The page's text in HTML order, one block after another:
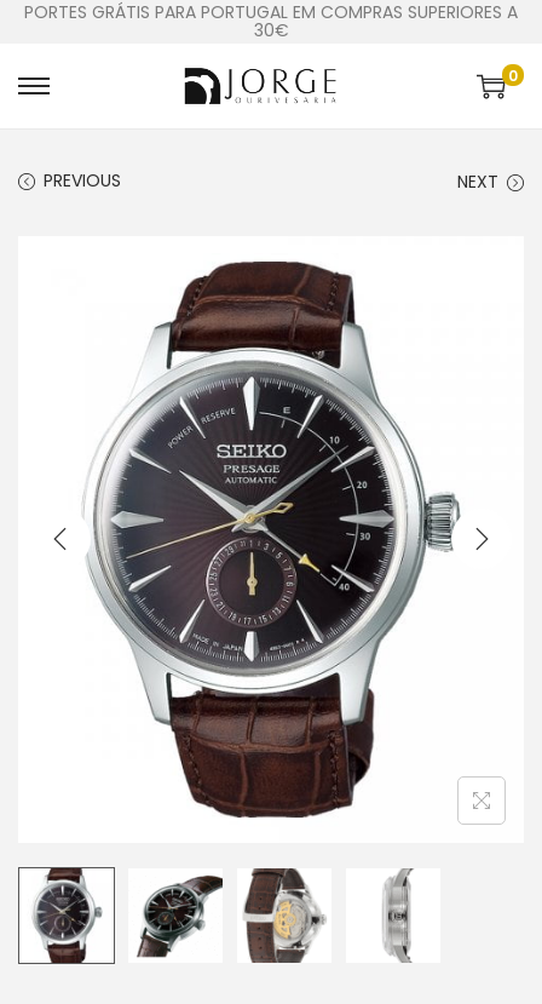
PORTES GRÁTIS PARA PORTUGAL EM COMPRAS SUPERIORES A
30€
0
PREVIOUS NEXT